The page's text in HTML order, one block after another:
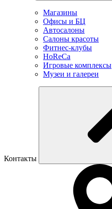
Магазины
Офисы и БЦ
Автосалоны
Салоны красоты
Фитнес-клубы
HoReCa
Игровые комплексы
Музеи и галереи
Контакты